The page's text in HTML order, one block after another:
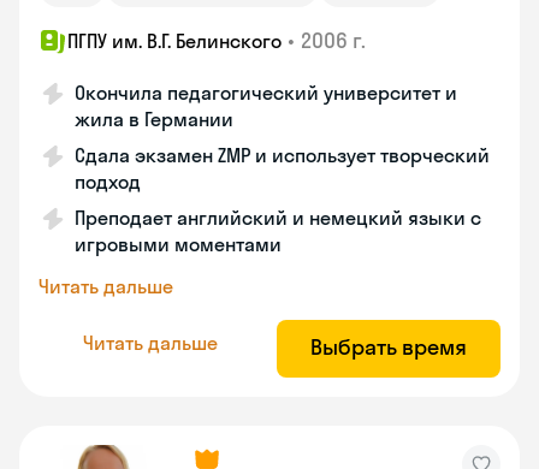
ПГПУ им. В.Г. Белинского • 2006 г.
Окончила педагогический университет и
жила в Германии
Сдала экзамен ZMP и использует творческий
подход
Преподает английский и немецкий языки с
игровыми моментами
Читать дальше
Читать дальше Выбрать время